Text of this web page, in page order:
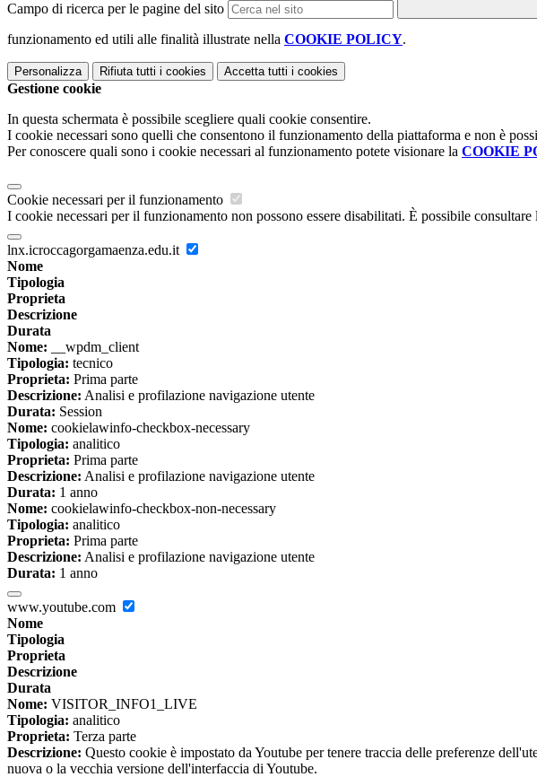
Campo di ricerca per le pagine del sito
funzionamento ed utili alle finalità illustrate nella COOKIE POLICY.
Personalizza Rifiuta tutti i cookies Accetta tutti i cookies
Gestione cookie
In questa schermata è possibile scegliere quali cookie consentire.
I cookie necessari sono quelli che consentono il funzionamento della piattaforma e non è
Per conoscere quali sono i cookie necessari al funzionamento potete visionare la COOKIE
Cookie necessari per il funzionamento
I cookie necessari per il funzionamento non possono essere disabilitati. È possibile
lnx.icroccagorgamaenza.edu.it
Nome
Tipologia
Proprieta
Descrizione
Durata
Nome: __wpdm_client
Tipologia: tecnico
Proprieta: Prima parte
Descrizione: Analisi e profilazione navigazione utente
Durata: Session
Nome: cookielawinfo-checkbox-necessary
Tipologia: analitico
Proprieta: Prima parte
Descrizione: Analisi e profilazione navigazione utente
Durata: 1 anno
Nome: cookielawinfo-checkbox-non-necessary
Tipologia: analitico
Proprieta: Prima parte
Descrizione: Analisi e profilazione navigazione utente
Durata: 1 anno
www.youtube.com
Nome
Tipologia
Proprieta
Descrizione
Durata
Nome: VISITOR_INFO1_LIVE
Tipologia: analitico
Proprieta: Terza parte
Descrizione: Questo cookie è impostato da Youtube per tenere traccia delle preferenze
nuova o la vecchia versione dell'interfaccia di Youtube.